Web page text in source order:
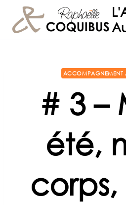
contenu
ACCOMPAGNEMENT
# 3 –
été,